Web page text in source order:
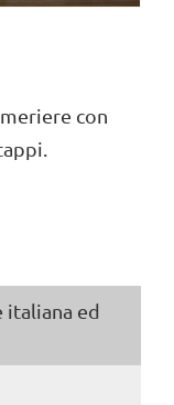
con
italiana ed